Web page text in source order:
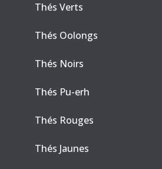
Thés Verts
Thés Oolongs
Thés Noirs
Thés Pu-erh
Thés Rouges
Thés Jaunes